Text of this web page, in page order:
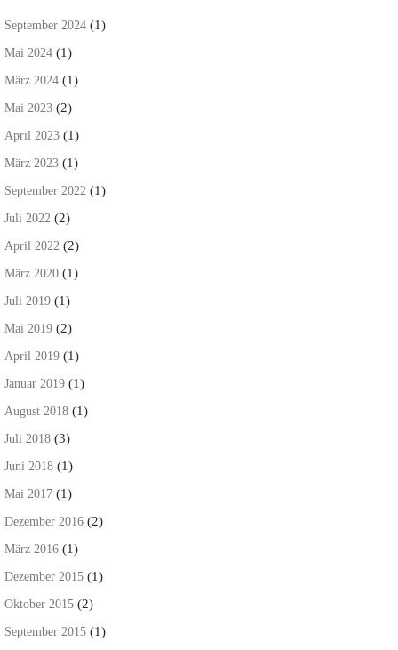
September 2024 (1)
Mai 2024 (1)
März 2024 (1)
Mai 2023 (2)
April 2023 (1)
März 2023 (1)
September 2022 (1)
Juli 2022 (2)
April 2022 (2)
März 2020 (1)
Juli 2019 (1)
Mai 2019 (2)
April 2019 (1)
Januar 2019 (1)
August 2018 (1)
Juli 2018 (3)
Juni 2018 (1)
Mai 2017 (1)
Dezember 2016 (2)
März 2016 (1)
Dezember 2015 (1)
Oktober 2015 (2)
September 2015 (1)